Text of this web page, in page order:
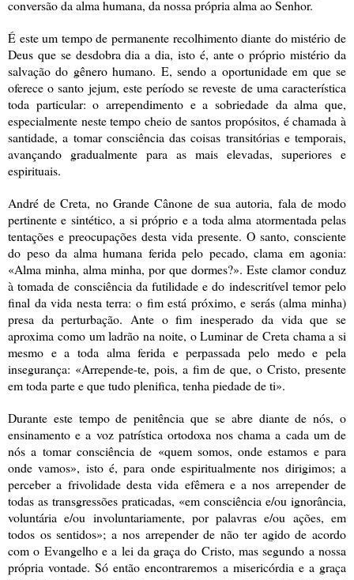
conversão da alma humana, da nossa própria alma ao Senhor.
É este um tempo de permanente recolhimento diante do mistério de
Deus que se desdobra dia a dia, isto é, ante o próprio mistério da
salvação do gênero humano. E, sendo a oportunidade em que se
oferece o santo jejum, este período se reveste de uma característica
toda particular: o arrependimento e a sobriedade da alma que,
especialmente neste tempo cheio de santos propósitos, é chamada à
santidade, a tomar consciência das coisas transitórias e temporais,
avançando gradualmente para as mais elevadas, superiores e
espirituais.
André de Creta, no Grande Cânone de sua autoria, fala de modo
pertinente e sintético, a si próprio e a toda alma atormentada pelas
tentações e preocupações desta vida presente. O santo, consciente
do peso da alma humana ferida pelo pecado, clama em agonia:
«Alma minha, alma minha, por que dormes?». Este clamor conduz
à tomada de consciência da futilidade e do indescritível temor pelo
final da vida nesta terra: o fim está próximo, e serás (alma minha)
presa da perturbação. Ante o fim inesperado da vida que se
aproxima como um ladrão na noite, o Luminar de Creta chama a si
mesmo e a toda alma ferida e perpassada pelo medo e pela
insegurança: «Arrepende-te, pois, a fim de que, o Cristo, presente
em toda parte e que tudo plenifica, tenha piedade de ti».
Durante este tempo de penitência que se abre diante de nós, o
ensinamento e a voz patrística ortodoxa nos chama a cada um de
nós a tomar consciência de «quem somos, onde estamos e para
onde vamos», isto é, para onde espiritualmente nos dirigimos; a
perceber a frivolidade desta vida efêmera e a nos arrepender de
todas as transgressões praticadas, «em consciência e/ou ignorância,
voluntária e/ou involuntariamente, por palavras e/ou ações, em
todos os sentidos»; a nos arrepender de não ter agido de acordo
com o Evangelho e a lei da graça do Cristo, mas segundo a nossa
própria vontade. Só então encontraremos a misericórdia e a graça